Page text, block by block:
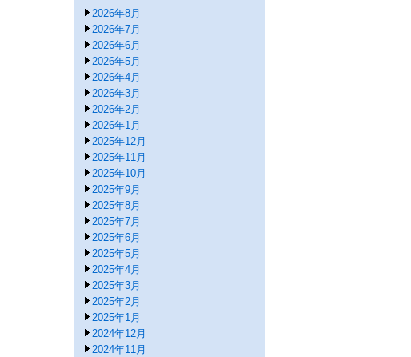
2026年8月
2026年7月
2026年6月
2026年5月
2026年4月
2026年3月
2026年2月
2026年1月
2025年12月
2025年11月
2025年10月
2025年9月
2025年8月
2025年7月
2025年6月
2025年5月
2025年4月
2025年3月
2025年2月
2025年1月
2024年12月
2024年11月